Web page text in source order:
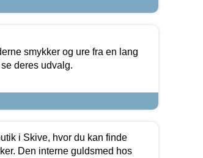
smykker og ure fra en lang
deres udvalg.
i Skive, hvor du kan finde
Den interne guldsmed hos